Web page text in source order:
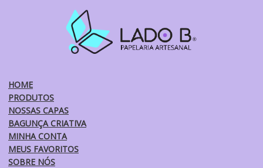
ser
escolhidas
HOME
PRODUTOS
NOSSAS CAPAS
BAGUNÇA CRIATIVA
MINHA CONTA
MEUS FAVORITOS
SOBRE NÓS